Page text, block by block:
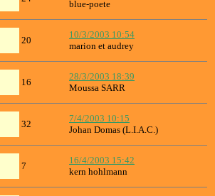
blue-poete
20
10/3/2003 10:54
marion et audrey
16
28/3/2003 18:39
Moussa SARR
32
7/4/2003 10:15
Johan Domas (L.I.A.C.)
7
16/4/2003 15:42
kern hohlmann